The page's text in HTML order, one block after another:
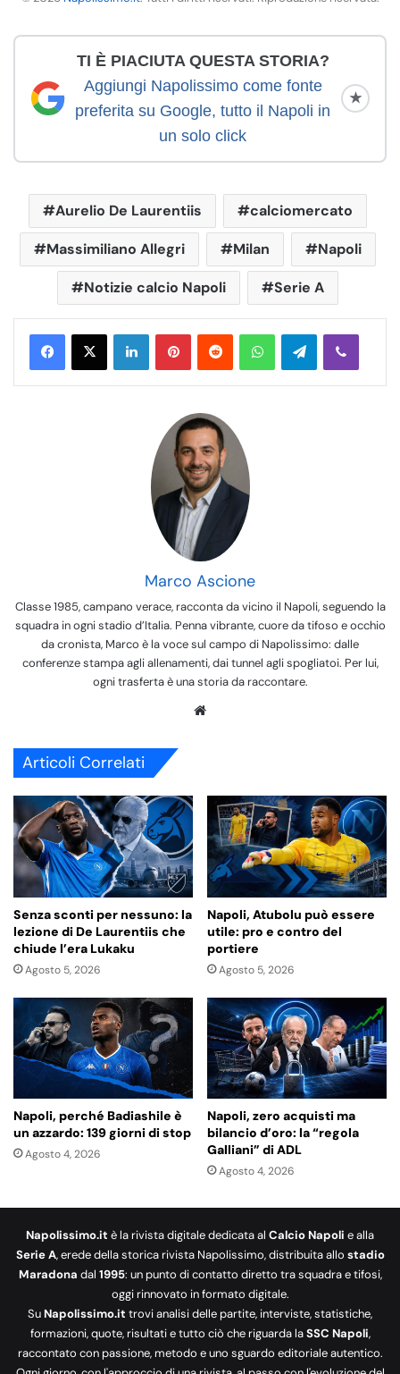
TI È PIACIUTA QUESTA STORIA?
Aggiungi Napolissimo come fonte
preferita su Google, tutto il Napoli in
un solo click
★
Aurelio De Laurentiis calciomercato
Massimiliano Allegri Milan Napoli
Notizie calcio Napoli Serie A
WhatsApp Telegram
Marco Ascione
Classe 1985, campano verace, racconta da vicino il Napoli, seguendo la
squadra in ogni stadio d’Italia. Penna vibrante, cuore da tifoso e occhio
da cronista, Marco è la voce sul campo di Napolissimo: dalle
conferenze stampa agli allenamenti, dai tunnel agli spogliatoi. Per lui,
ogni trasferta è una storia da raccontare.
Articoli Correlati
Senza sconti per nessuno: la
lezione di De Laurentiis che
chiude l’era Lukaku
Agosto 5, 2026
Napoli, Atubolu può essere
utile: pro e contro del
portiere
Agosto 5, 2026
Napoli, perché Badiashile è
un azzardo: 139 giorni di stop
Agosto 4, 2026
Napoli, zero acquisti ma
bilancio d’oro: la “regola
Galliani” di ADL
Agosto 4, 2026
Napolissimo.it è la rivista digitale dedicata al Calcio Napoli e alla
Serie A, erede della storica rivista Napolissimo, distribuita allo stadio
Maradona dal 1995: un punto di contatto diretto tra squadra e tifosi,
oggi rinnovato in formato digitale.
SuNapolissimo.it trovi analisi delle partite, interviste, statistiche,
formazioni, quote, risultati e tutto ciò che riguarda laSSC Napoli,
raccontato con passione, metodo e uno sguardo editoriale autentico.